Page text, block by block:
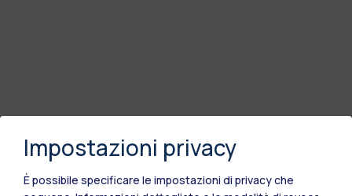
Impostazioni privacy
È possibile specificare le impostazioni di privacy che